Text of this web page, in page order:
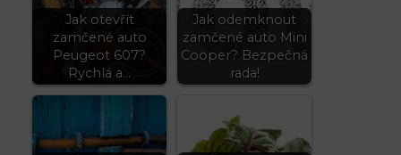
Jak otevřít
zamčené auto
Peugeot 607?
Rychlá a…
Jak odemknout
zamčené auto Mini
Cooper? Bezpečná
rada!